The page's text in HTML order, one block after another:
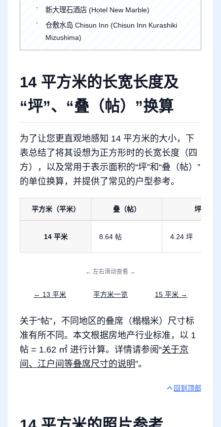
新大理石酒店 (Hotel New Marble)
仓敷水岛 Chisun Inn (Chisun Inn Kurashiki
Mizushima)
14 平方米的长宽长度及
“坪”、“叠（帖）”换算
为了让您更直观地感知 14 平方米的大小，下
表总结了将其设想为正方形时的长宽长度（四
方），以及常用于表示面积的“坪”和“叠（帖）”
的单位换算，并提供了常见的户型参考。
平方米（平米） 叠（帖） 坪
14 平米 8.64 帖 4.24 坪
← 左右滑动查看 →
← 13 平米 平方米一览 15 平米 →
关于“帖”，不同地区的叠席（榻榻米）尺寸标
准有所不同。本文根据房地产行业标准，以 1
帖 = 1.62 ㎡ 进行计算。详情请参阅“关于京
间、江户间等叠席尺寸的说明”。
回到顶部